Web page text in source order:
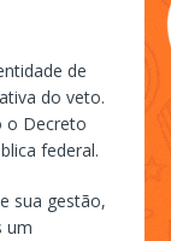
de
do veto.
o Decreto
federal.
sua gestão,
um